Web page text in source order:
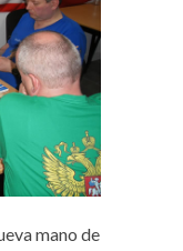
mano de